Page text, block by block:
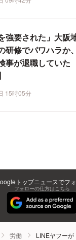
強要された」大阪
研修でパワハラか、
事が退職していた
15時05分
トップニュースでフ
フォローの仕方はこちら
労働 LINEヤフー